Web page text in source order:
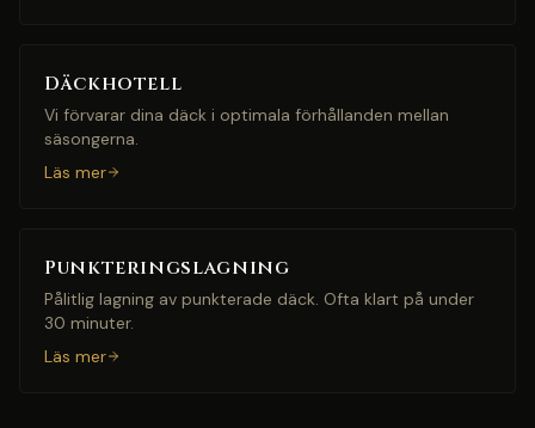
Däckhotell
Vi förvarar dina däck i optimala förhållanden mellan
säsongerna.
Läs mer
Punkteringslagning
Pålitlig lagning av punkterade däck. Ofta klart på under
30 minuter.
Läs mer